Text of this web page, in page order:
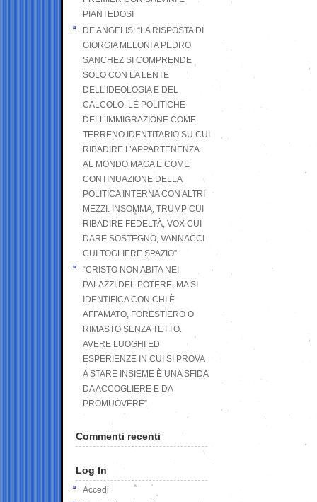
PIANTEDOSI
DE ANGELIS: “LA RISPOSTA DI
GIORGIA MELONI A PEDRO
SANCHEZ SI COMPRENDE
SOLO CON LA LENTE
DELL’IDEOLOGIA E DEL
CALCOLO: LE POLITICHE
DELL’IMMIGRAZIONE COME
TERRENO IDENTITARIO SU CUI
RIBADIRE L’APPARTENENZA
AL MONDO MAGA E COME
CONTINUAZIONE DELLA
POLITICA INTERNA CON ALTRI
MEZZI. INSOMMA, TRUMP CUI
RIBADIRE FEDELTÀ, VOX CUI
DARE SOSTEGNO, VANNACCI
CUI TOGLIERE SPAZIO”
“CRISTO NON ABITA NEI
PALAZZI DEL POTERE, MA SI
IDENTIFICA CON CHI È
AFFAMATO, FORESTIERO O
RIMASTO SENZA TETTO.
AVERE LUOGHI ED
ESPERIENZE IN CUI SI PROVA
A STARE INSIEME È UNA SFIDA
DA ACCOGLIERE E DA
PROMUOVERE”
Commenti recenti
Log In
Accedi